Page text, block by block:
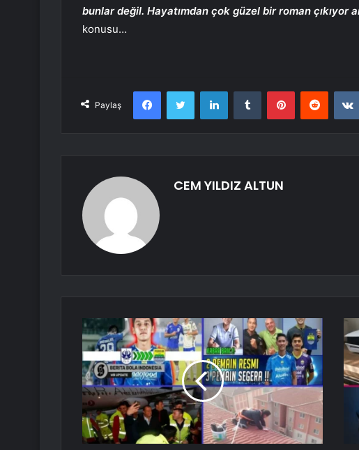
bunlar değil. Hayatımdan çok güzel bir roman çıkıyor
konusu…
Paylaş
FacebookTwitter LinkedInTumblr PinterestReddit
CEM YILDIZ ALTUN